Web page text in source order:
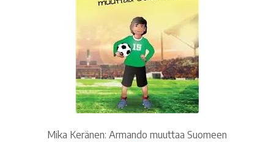
Mika Keränen: Armando muuttaa Suomeen